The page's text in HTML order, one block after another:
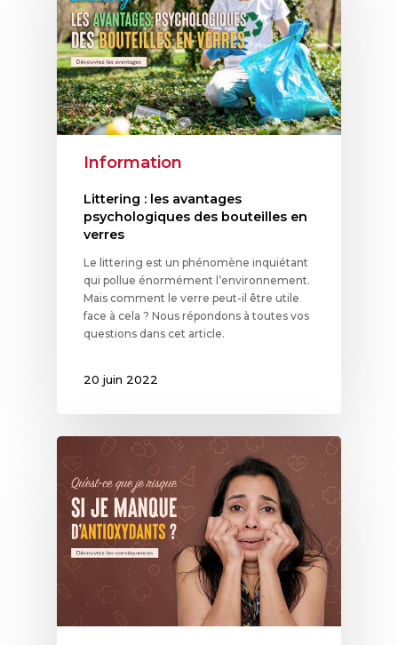
Information
Littering : les avantages
psychologiques des bouteilles en
verres
Le littering est un phénomène inquiétant
qui pollue énormément l’environnement.
Mais comment le verre peut-il être utile
face à cela ? Nous répondons à toutes vos
questions dans cet article.
20 juin 2022